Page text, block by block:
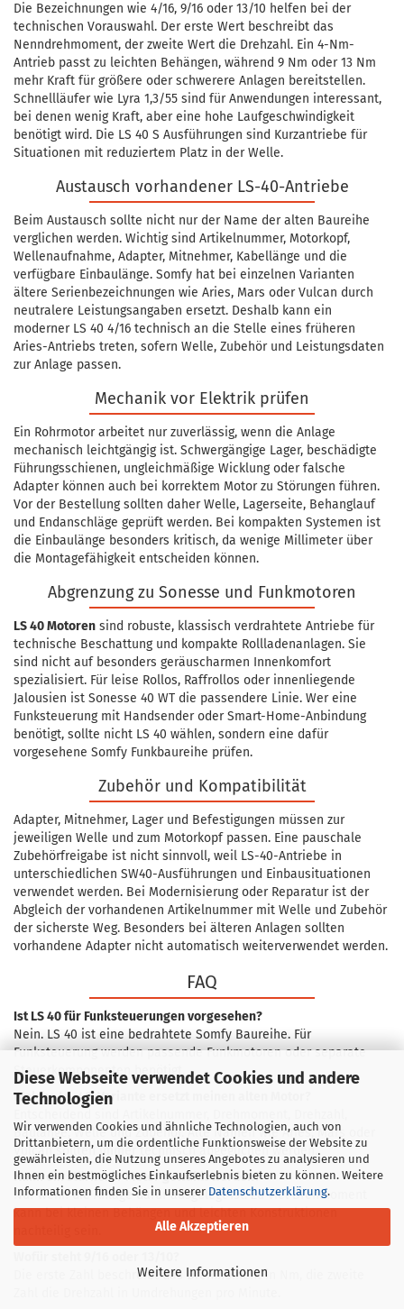
Diese Webseite verwendet Cookies und andere
Technologien
Wir verwenden Cookies und ähnliche Technologien, auch von
Drittanbietern, um die ordentliche Funktionsweise der Website zu
gewährleisten, die Nutzung unseres Angebotes zu analysieren und
Ihnen ein bestmögliches Einkaufserlebnis bieten zu können. Weitere
Informationen finden Sie in unserer Datenschutzerklärung.
Alle Akzeptieren
Weitere Informationen
Die Bezeichnungen wie 4/16, 9/16 oder 13/10 helfen bei der
technischen Vorauswahl. Der erste Wert beschreibt das
Nenndrehmoment, der zweite Wert die Drehzahl. Ein 4-Nm-
Antrieb passt zu leichten Behängen, während 9 Nm oder 13 Nm
mehr Kraft für größere oder schwerere Anlagen bereitstellen.
Schnellläufer wie Lyra 1,3/55 sind für Anwendungen interessant,
bei denen wenig Kraft, aber eine hohe Laufgeschwindigkeit
benötigt wird. Die LS 40 S Ausführungen sind Kurzantriebe für
Situationen mit reduziertem Platz in der Welle.
Austausch vorhandener LS-40-Antriebe
Beim Austausch sollte nicht nur der Name der alten Baureihe
verglichen werden. Wichtig sind Artikelnummer, Motorkopf,
Wellenaufnahme, Adapter, Mitnehmer, Kabellänge und die
verfügbare Einbaulänge. Somfy hat bei einzelnen Varianten
ältere Serienbezeichnungen wie Aries, Mars oder Vulcan durch
neutralere Leistungsangaben ersetzt. Deshalb kann ein
moderner LS 40 4/16 technisch an die Stelle eines früheren
Aries-Antriebs treten, sofern Welle, Zubehör und Leistungsdaten
zur Anlage passen.
Mechanik vor Elektrik prüfen
Ein Rohrmotor arbeitet nur zuverlässig, wenn die Anlage
mechanisch leichtgängig ist. Schwergängige Lager, beschädigte
Führungsschienen, ungleichmäßige Wicklung oder falsche
Adapter können auch bei korrektem Motor zu Störungen führen.
Vor der Bestellung sollten daher Welle, Lagerseite, Behanglauf
und Endanschläge geprüft werden. Bei kompakten Systemen ist
die Einbaulänge besonders kritisch, da wenige Millimeter über
die Montagefähigkeit entscheiden können.
Abgrenzung zu Sonesse und Funkmotoren
LS 40 Motoren sind robuste, klassisch verdrahtete Antriebe für
technische Beschattung und kompakte Rollladenanlagen. Sie
sind nicht auf besonders geräuscharmen Innenkomfort
spezialisiert. Für leise Rollos, Raffrollos oder innenliegende
Jalousien ist Sonesse 40 WT die passendere Linie. Wer eine
Funksteuerung mit Handsender oder Smart-Home-Anbindung
benötigt, sollte nicht LS 40 wählen, sondern eine dafür
vorgesehene Somfy Funkbaureihe prüfen.
Zubehör und Kompatibilität
Adapter, Mitnehmer, Lager und Befestigungen müssen zur
jeweiligen Welle und zum Motorkopf passen. Eine pauschale
Zubehörfreigabe ist nicht sinnvoll, weil LS-40-Antriebe in
unterschiedlichen SW40-Ausführungen und Einbausituationen
verwendet werden. Bei Modernisierung oder Reparatur ist der
Abgleich der vorhandenen Artikelnummer mit Welle und Zubehör
der sicherste Weg. Besonders bei älteren Anlagen sollten
vorhandene Adapter nicht automatisch weiterverwendet werden.
FAQ
Ist LS 40 für Funksteuerungen vorgesehen?
Nein. LS 40 ist eine bedrahtete Somfy Baureihe. Für
Funksteuerung werden passende Funkmotoren oder separate
Steuerkomponenten benötigt.
Welche LS-40-Variante ersetzt meinen alten Motor?
Baulänge, Welle und Zubehör. Alte Namen wie Aries, Mars oder
Vulcan sollten immer technisch abgeglichen werden.
Kann ein stärkerer Motor gewählt werden?
Nur wenn die Anlage dafür ausgelegt ist. Zu viel Drehmoment
kann bei kleinen Behängen und leichten Konstruktionen
Die erste Zahl beschreibt das Drehmoment in Nm, die zweite